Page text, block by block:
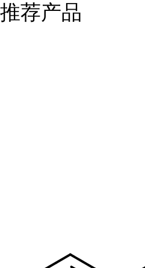
推荐产品